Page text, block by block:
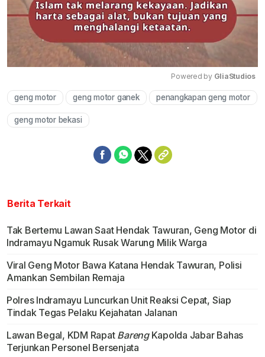
Mute
Powered by GliaStudios
geng motor geng motor ganek penangkapan geng motor
geng motor bekasi
Berita Terkait
Tak Bertemu Lawan Saat Hendak Tawuran, Geng Motor di
Indramayu Ngamuk Rusak Warung Milik Warga
Viral Geng Motor Bawa Katana Hendak Tawuran, Polisi
Amankan Sembilan Remaja
Polres Indramayu Luncurkan Unit Reaksi Cepat, Siap
Tindak Tegas Pelaku Kejahatan Jalanan
Lawan Begal, KDM Rapat BarengKapolda Jabar Bahas
Terjunkan Personel Bersenjata